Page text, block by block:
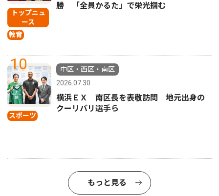
トップニュ
ース
教育
勝 「全員かるた」で栄光掴む
10
スポーツ
中区・西区・南区
2026.07.30
横浜ＥＸ 南区長を表敬訪問 地元出身の
クーリバリ選手ら
もっと見る